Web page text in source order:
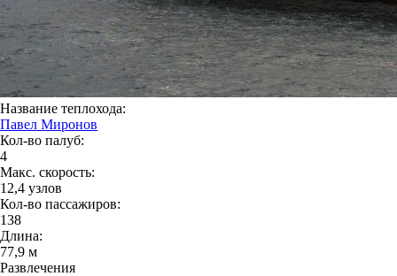
Название теплохода:
Павел Миронов
Кол-во палуб:
4
Макс. скорость:
12,4 узлов
Кол-во пассажиров:
138
Длина:
77,9 м
Развлечения